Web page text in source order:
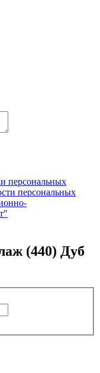
персональных
персональных
(440) Дуб